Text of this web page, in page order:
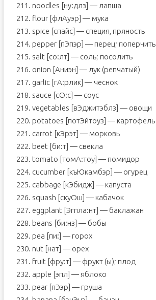
211. noodles [ну:длз] — лапша
212. flour [флАуэр] — мука
213. spice [спайс] — специя, пряность
214. pepper [пЭпэр] — перец; поперчить
215. salt [со:лт] — соль; посолить
216. onion [Аниэн] — лук (репчатый)
217. garlic [гА:рлик] — чеснок
218. sauce [сО:с] — соус
219. vegetables [вЭджитэблз] — овощи
220. potatoes [потЭйтоуз] — картофель
221. carrot [кЭрэт] — морковь
222. beet [би:т] — свекла
223. tomato [томA:тоу] — помидор
224. cucumber [къЮкамбэр] — огурец
225. cabbage [кЭбидж] — капуста
226. squash [скуОш] — кабачок
227. eggplant [Эгпла:нт] — баклажан
228. beans [би:нз] — бобы
229. pea [пи:] — горох
230. nut [нат] — орех
231. fruit [фру:т] — фрукт (ы); плод
232. apple [эпл] — яблоко
233. pear [пЭэр] — груша